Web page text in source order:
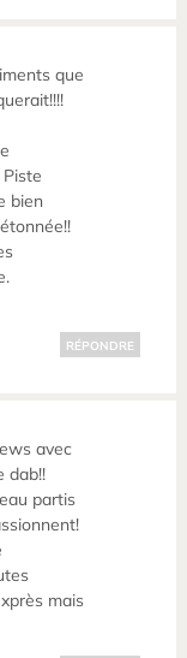
que
bien
RÉPONDRE
avec
dab!!
partis
mais